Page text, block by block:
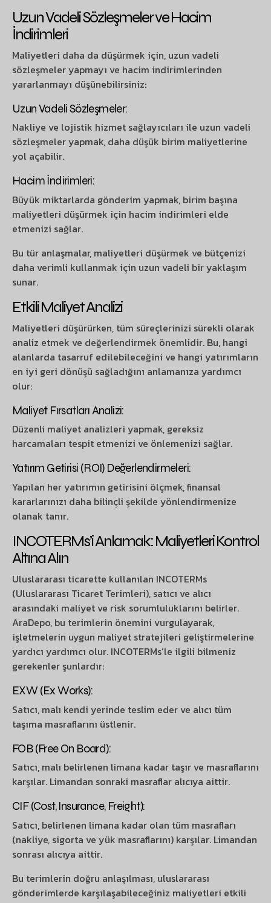
Uzun Vadeli Sözleşmeler ve Hacim
İndirimleri
Maliyetleri daha da düşürmek için, uzun vadeli
sözleşmeler yapmayı ve hacim indirimlerinden
yararlanmayı düşünebilirsiniz:
Uzun Vadeli Sözleşmeler:
Nakliye ve lojistik hizmet sağlayıcıları ile uzun vadeli
sözleşmeler yapmak, daha düşük birim maliyetlerine
yol açabilir.
Hacim İndirimleri:
Büyük miktarlarda gönderim yapmak, birim başına
maliyetleri düşürmek için hacim indirimleri elde
etmenizi sağlar.
Bu tür anlaşmalar, maliyetleri düşürmek ve bütçenizi
daha verimli kullanmak için uzun vadeli bir yaklaşım
sunar.
Etkili Maliyet Analizi
Maliyetleri düşürürken, tüm süreçlerinizi sürekli olarak
analiz etmek ve değerlendirmek önemlidir. Bu, hangi
alanlarda tasarruf edilebileceğini ve hangi yatırımların
en iyi geri dönüşü sağladığını anlamanıza yardımcı
olur:
Maliyet Fırsatları Analizi:
Düzenli maliyet analizleri yapmak, gereksiz
harcamaları tespit etmenizi ve önlemenizi sağlar.
Yatırım Getirisi (ROI) Değerlendirmeleri:
Yapılan her yatırımın getirisini ölçmek, finansal
kararlarınızı daha bilinçli şekilde yönlendirmenize
olanak tanır.
INCOTERMs’i Anlamak: Maliyetleri Kontrol
Altına Alın
Uluslararası ticarette kullanılan INCOTERMs
(Uluslararası Ticaret Terimleri), satıcı ve alıcı
arasındaki maliyet ve risk sorumluluklarını belirler.
AraDepo, bu terimlerin önemini vurgulayarak,
işletmelerin uygun maliyet stratejileri geliştirmelerine
yardıcı yardımcı olur. INCOTERMs’le ilgili bilmeniz
gerekenler şunlardır:
EXW (Ex Works):
Satıcı, malı kendi yerinde teslim eder ve alıcı tüm
taşıma masraflarını üstlenir.
FOB (Free On Board):
Satıcı, malı belirlenen limana kadar taşır ve masraflarını
karşılar. Limandan sonraki masraflar alıcıya aittir.
CIF (Cost, Insurance, Freight):
Satıcı, belirlenen limana kadar olan tüm masrafları
(nakliye, sigorta ve yük masraflarını) karşılar. Limandan
sonrası alıcıya aittir.
Bu terimlerin doğru anlaşılması, uluslararası
gönderimlerde karşılaşabileceğiniz maliyetleri etkili